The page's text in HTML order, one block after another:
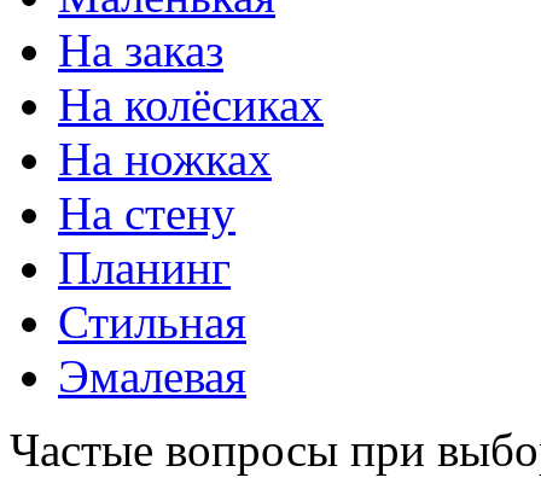
На заказ
На колёсиках
На ножках
На стену
Планинг
Стильная
Эмалевая
Частые вопросы при